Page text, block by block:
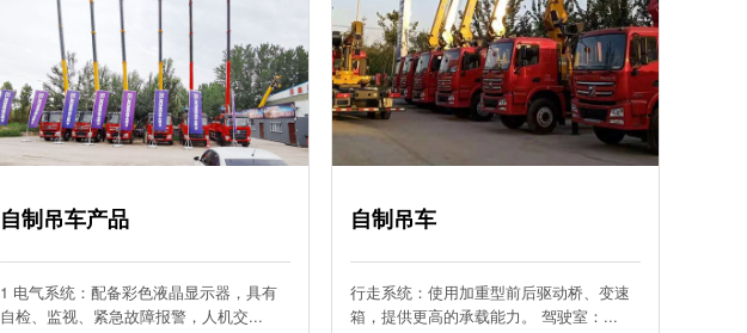
自制吊车产品
1 电气系统：配备彩色液晶显示器，具有
自检、监视、紧急故障报警，人机交...
自制吊车
行走系统：使用加重型前后驱动桥、变速
箱，提供更高的承载能力。 驾驶室：...